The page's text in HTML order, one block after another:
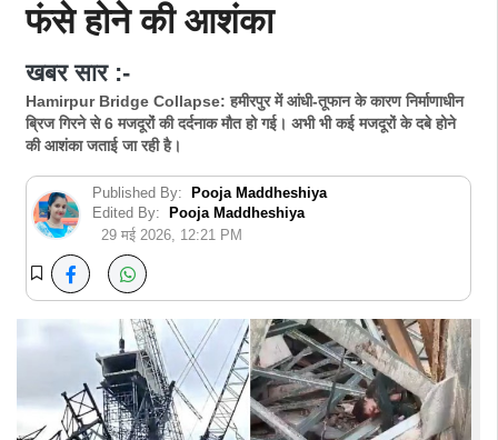
फंसे होने की आशंका
खबर सार :-
Hamirpur Bridge Collapse: हमीरपुर में आंधी-तूफान के कारण निर्माणाधीन
ब्रिज गिरने से 6 मजदूरोंं की दर्दनाक मौत हो गई। अभी भी कई मजदूरों के दबे होने
की आशंका जताई जा रही है।
Published By:
Pooja Maddheshiya
Edited By:
Pooja Maddheshiya
29 मई 2026, 12:21 PM